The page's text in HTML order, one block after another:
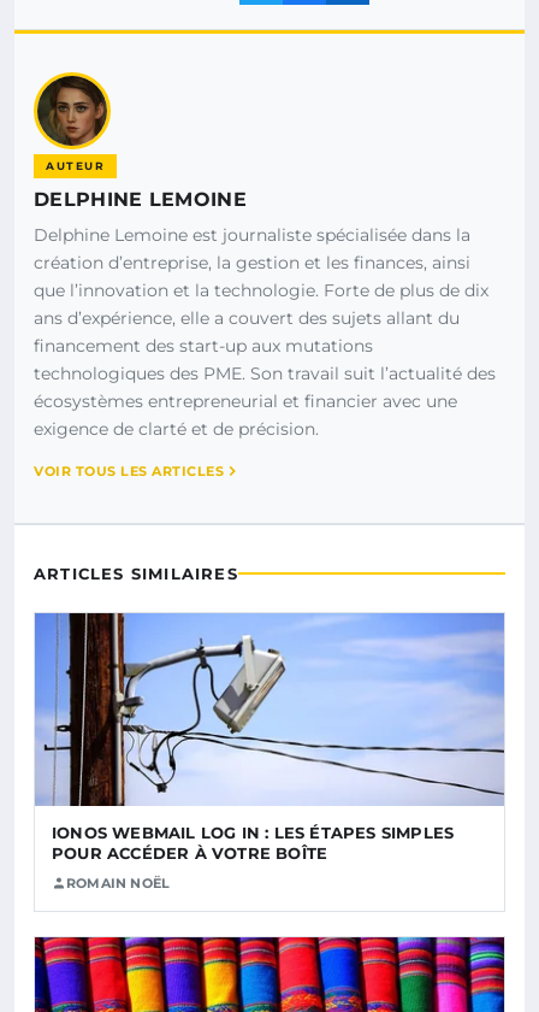
AUTEUR
DELPHINE LEMOINE
Delphine Lemoine est journaliste spécialisée dans la
création d’entreprise, la gestion et les finances, ainsi
que l’innovation et la technologie. Forte de plus de dix
ans d’expérience, elle a couvert des sujets allant du
financement des start-up aux mutations
technologiques des PME. Son travail suit l’actualité des
écosystèmes entrepreneurial et financier avec une
exigence de clarté et de précision.
VOIR TOUS LES ARTICLES
ARTICLES SIMILAIRES
IONOS WEBMAIL LOG IN : LES ÉTAPES SIMPLES
POUR ACCÉDER À VOTRE BOÎTE
ROMAIN NOËL